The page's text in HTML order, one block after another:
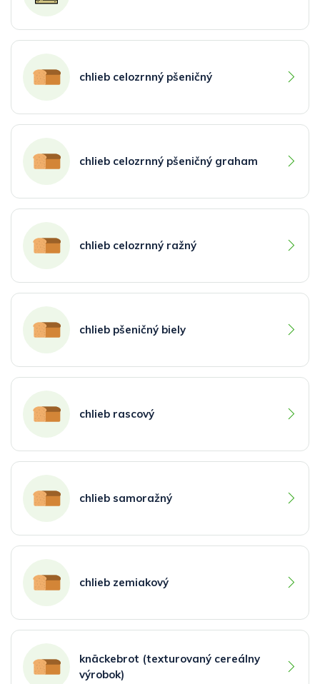
chlieb celozrnný pšeničný
chlieb celozrnný pšeničný graham
chlieb celozrnný ražný
chlieb pšeničný biely
chlieb rascový
chlieb samoražný
chlieb zemiakový
knäckebrot (texturovaný cereálny
výrobok)